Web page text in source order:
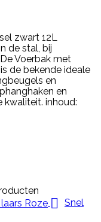
zwart 12L
de stal, bij
Voerbak met
de bekende ideale
en
en
kwaliteit. inhoud:
 Snel